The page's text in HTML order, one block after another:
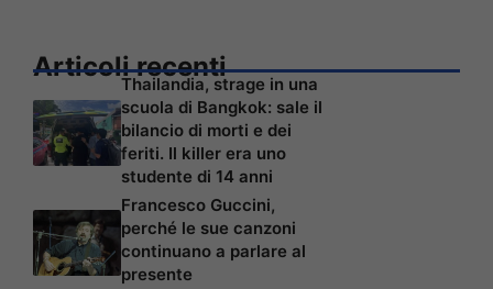
Articoli recenti
Thailandia, strage in una
scuola di Bangkok: sale il
bilancio di morti e dei
feriti. Il killer era uno
studente di 14 anni
Francesco Guccini,
perché le sue canzoni
continuano a parlare al
presente